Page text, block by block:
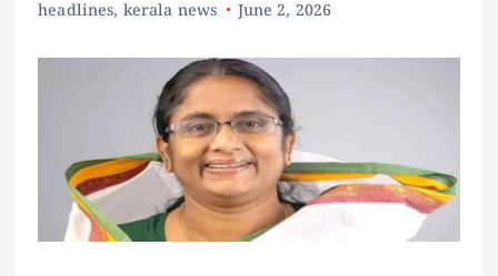
headlines, kerala news June 2, 2026